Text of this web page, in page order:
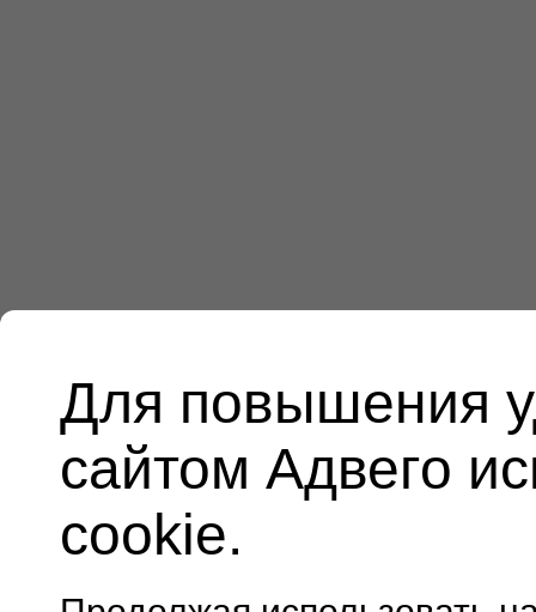
Для повышения
сайтом Адвего
cookie.